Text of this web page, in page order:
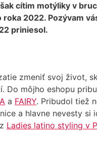
cítim motýliky v
2022. Pozývam
priniesol.
zmeniť svoj život,
Do môjho eshopu
a FAIRY. Pribudol tiež
a hlavne nevesty
Ladies latino styling v